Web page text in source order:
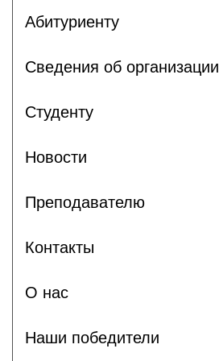
Абитуриенту
Сведения об организации
Студенту
Новости
Преподавателю
Контакты
О нас
Наши победители